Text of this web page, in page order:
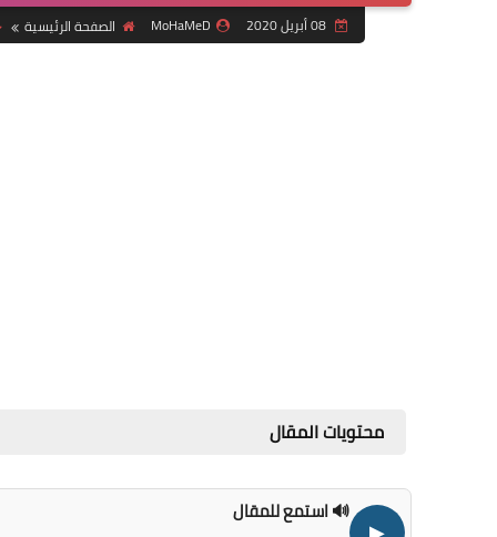
MoHaMeD الصفحة الرئيسية
محتويات المقال
🔊 استمع للمقال